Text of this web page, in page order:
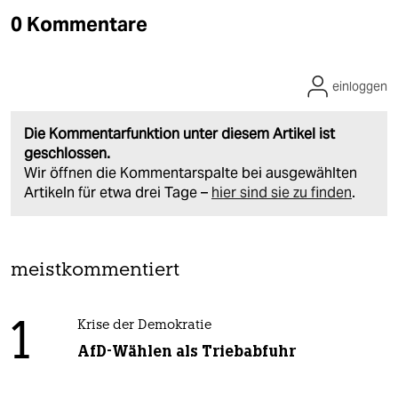
0 Kommentare
Die Kommentarfunktion unter diesem Artikel ist
geschlossen.
Wir öffnen die Kommentarspalte bei ausgewählten
Artikeln für etwa drei Tage – hier sind sie zu finden.
einloggen
meistkommentiert
1 Krise der Demokratie
AfD-Wählen als Triebabfuhr